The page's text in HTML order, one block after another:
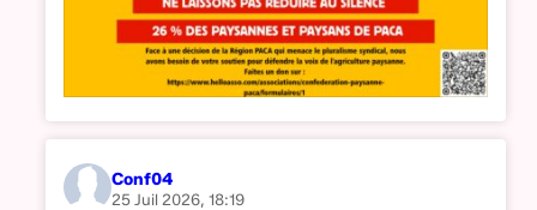
Conf04
25 Juil 2026, 18:19